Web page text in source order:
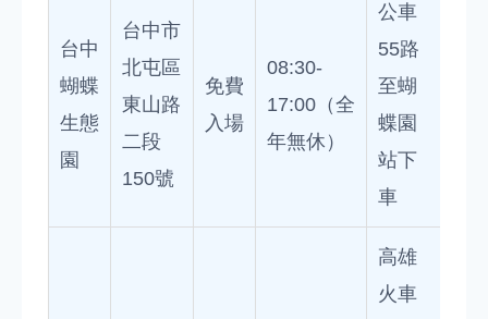
台中
蝴蝶
生態
園
台中市
北屯區
東山路
二段
150號
免費
入場
08:30-
17:00（全
年無休）
公車
55路
至蝴
蝶園
站下
車
高雄
火車